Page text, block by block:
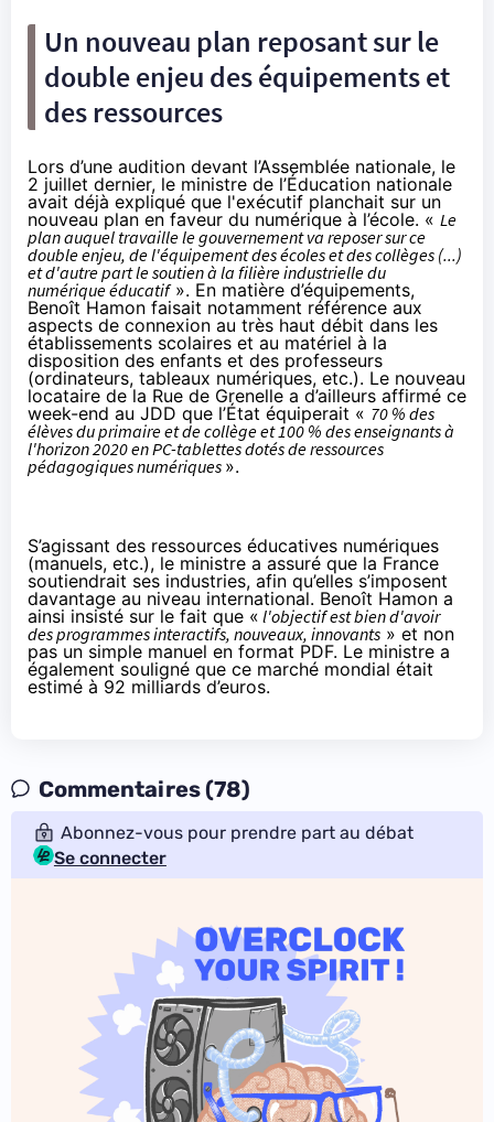
Un nouveau plan reposant sur le
double enjeu des équipements et
des ressources
Lors d’une audition devant l’Assemblée nationale, le
2 juillet dernier, le ministre de l’Éducation nationale
avait déjà expliqué que l'exécutif planchait sur un
nouveau plan en faveur du numérique à l’école. « Le
plan auquel travaille le gouvernement va reposer sur ce
double enjeu, de l'équipement des écoles et des collèges (...)
et d'autre part le soutien à la filière industrielle du
numérique éducatif». En matière d’équipements,
Benoît Hamon faisait notamment référence aux
aspects de connexion au très haut débit dans les
établissements scolaires et au matériel à la
disposition des enfants et des professeurs
(ordinateurs, tableaux numériques, etc.). Le nouveau
locataire de la Rue de Grenelle a d’ailleurs affirmé ce
week-end au JDD que l’État équiperait « 70 % des
élèves du primaire et de collège et 100 % des enseignants à
l'horizon 2020 en PC-tablettesdotés de ressources
pédagogiques numériques ».
S’agissant des ressources éducatives numériques
(manuels, etc.), le ministre a assuré que la France
soutiendrait ses industries, afin qu’elles s’imposent
davantage au niveau international. Benoît Hamon a
ainsi insisté sur le fait que « l'objectif est bien d'avoir
des programmes interactifs, nouveaux, innovants » et non
pas un simple manuel en format PDF. Le ministre a
également souligné que ce marché mondial était
estimé à 92 milliards d’euros.
Commentaires (78)
Abonnez-vous pour prendre part au débat
Se connecter